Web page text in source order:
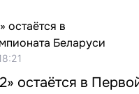
остаётся в